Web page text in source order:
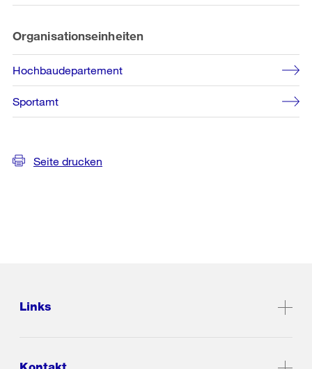
Organisationseinheiten
Hochbaudepartement
Sportamt
Seite drucken
Links